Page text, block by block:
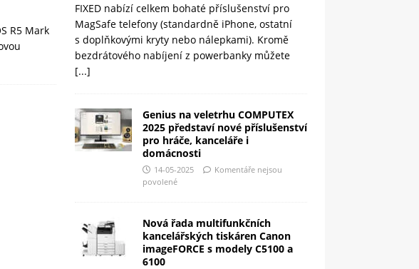
R5 Mark
FIXED nabízí celkem bohaté příslušenství pro
MagSafe telefony (standardně iPhone, ostatní
s doplňkovými kryty nebo nálepkami). Kromě
bezdrátového nabíjení z powerbanky můžete
[...]
Genius na veletrhu COMPUTEX
2025 představí nové příslušenství
pro hráče, kanceláře i
domácnosti
14-05-2025
Komentáře nejsou
povolené
Nová řada multifunkčních
kancelářských tiskáren Canon
imageFORCE s modely C5100 a
6100